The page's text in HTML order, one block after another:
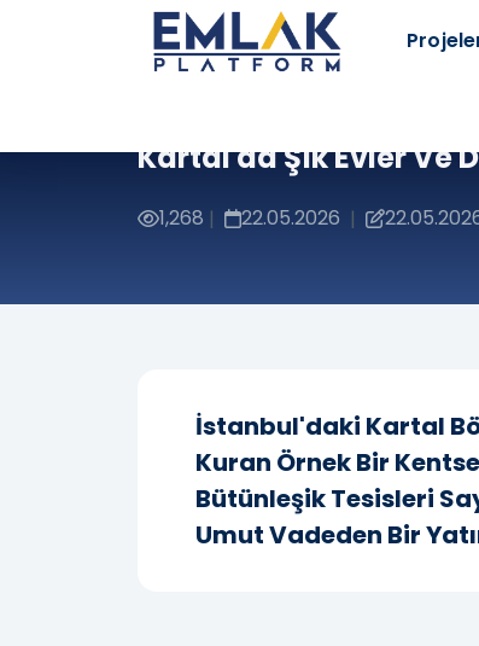
Kartal'da Şık Evler Ve
1,268 | 22.05.2026 |
İstanbul'daki Kartal
Kuran Örnek Bir
Bütünleşik Tesisleri
Umut Vadeden Bir